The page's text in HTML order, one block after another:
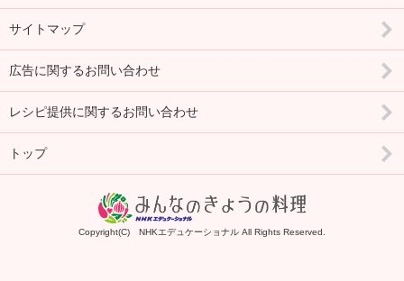
サイトマップ
広告に関するお問い合わせ
レシピ提供に関するお問い合わせ
トップ
Copyright(C) NHKエデュケーショナル All Rights Reserved.